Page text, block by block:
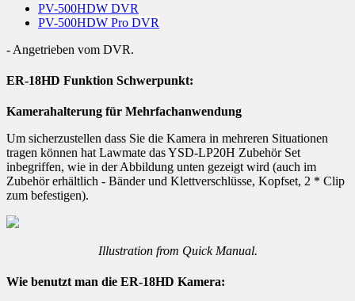
PV-500HDW DVR
PV-500HDW Pro DVR
- Angetrieben vom DVR.
ER-18HD Funktion Schwerpunkt:
Kamerahalterung für Mehrfachanwendung
Um sicherzustellen dass Sie die Kamera in mehreren Situationen
tragen können hat Lawmate das YSD-LP20H Zubehör Set
inbegriffen, wie in der Abbildung unten gezeigt wird (auch im
Zubehör erhältlich - Bänder und Klettverschlüsse, Kopfset, 2 * Clip
zum befestigen).
Illustration from Quick Manual.
Wie benutzt man die ER-18HD Kamera: